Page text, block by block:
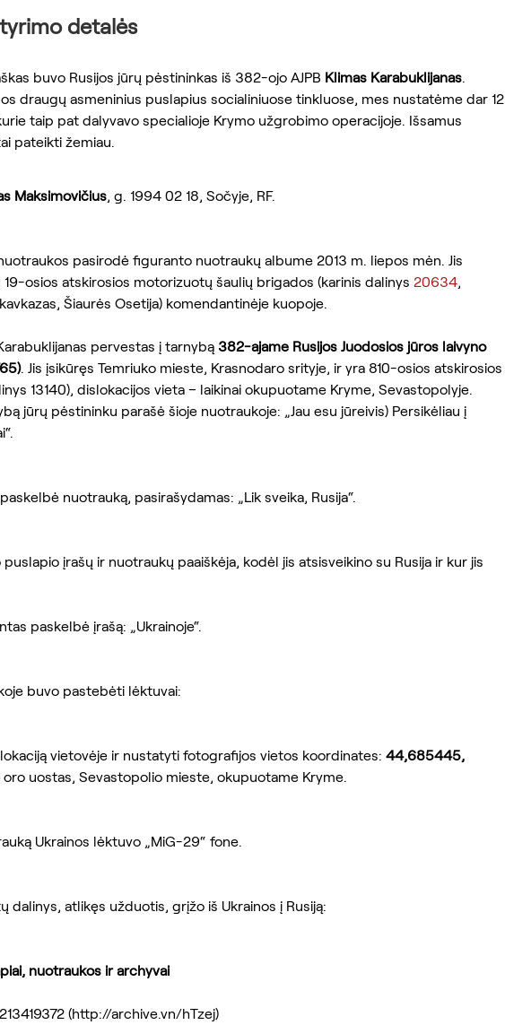
detalės
buvo Rusijos jūrų pėstininkas iš 382-ojo AJPB Klimas Karabuklijanas.
draugų asmeninius puslapius socialiniuose tinkluose, mes nustatėme dar 12
taip pat dalyvavo specialioje Krymo užgrobimo operacijoje. Išsamus
pateikti žemiau.
Maksimovičius, g. 1994 02 18, Sočyje, RF.
pasirodė figuranto nuotraukų albume 2013 m. liepos mėn. Jis
osios atskirosios motorizuotų šaulių brigados (karinis dalinys 20634,
Šiaurės Osetija) komendantinėje kuopoje.
pervestas į tarnybą 382-ajame Rusijos Juodosios jūros laivyno
. Jis įsikūręs Temriuko mieste, Krasnodaro srityje, ir yra 810-osios atskirosios
13140), dislokacijos vieta – laikinai okupuotame Kryme, Sevastopolyje.
jūrų pėstininku parašė šioje nuotraukoje: „Jau esu jūreivis) Persikėliau į
nuotrauką, pasirašydamas: „Lik sveika, Rusija“.
įrašų ir nuotraukų paaiškėja, kodėl jis atsisveikino su Rusija ir kur jis
paskelbė įrašą: „Ukrainoje“.
buvo pastebėti lėktuvai:
vietovėje ir nustatyti fotografijos vietos koordinates: 44,685445,
oro uostas, Sevastopolio mieste, okupuotame Kryme.
Ukrainos lėktuvo „MiG-29“ fone.
dalinys, atlikęs užduotis, grįžo iš Ukrainos į Rusiją:
nuotraukos ir archyvai
(http://archive.vn/hTzej)